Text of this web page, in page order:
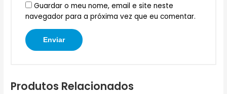
Guardar o meu nome, email e site neste
navegador para a próxima vez que eu comentar.
Produtos Relacionados